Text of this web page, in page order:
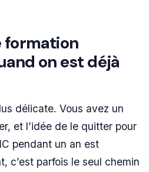
formation
on est déjà
délicate. Vous avez un
et l’idée de le quitter pour
pendant un an est
c’est parfois le seul chemin